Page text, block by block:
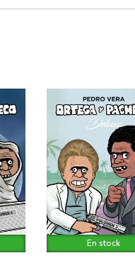
En stock